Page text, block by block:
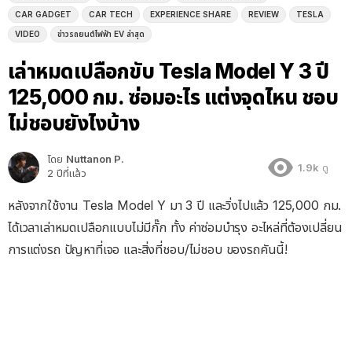
CAR GADGET CAR TECH EXPERIENCE SHARE REVIEW TESLA
VIDEO ข่าวรถยนต์ไฟฟ้า EV ล่าสุด
เล่าหมดเปลือกขับ Tesla Model Y 3 ปี
125,000 กม. ซ่อมอะไร แต่งจุดไหน ชอบ
ไม่ชอบยังไงบ้าง
โดย Nuttanon P.
2 ปีที่แล้ว
1.9k ดู
หลังจากใช้งาน Tesla Model Y มา 3 ปี และวิ่งไปแล้ว 125,000 กม.
ได้เวลาเล่าหมดเปลือกแบบไม่มีกั๊ก ทั้ง ค่าซ่อมบำรุง อะไหล่ที่ต้องเปลี่ยน
การแต่งรถ ปัญหาที่เจอ และสิ่งที่ชอบ/ไม่ชอบ ของรถคันนี้!